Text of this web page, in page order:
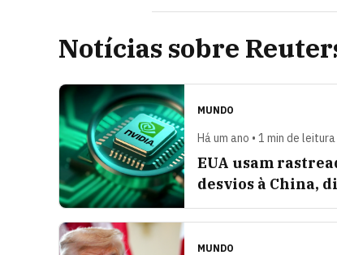
Notícias sobre
MUNDO
Há um ano • 1 min de leitura
EUA usam
desvios à China,
MUNDO